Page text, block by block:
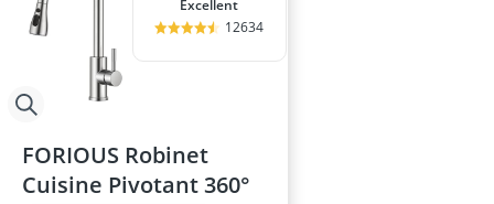
Excellent
12634
FORIOUS Robinet
Cuisine Pivotant 360°